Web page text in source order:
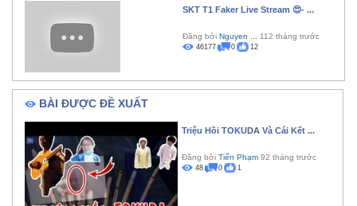
SKT T1 Faker Live Stream 😍- ...
Đăng bởi Nguyen ... 112 tháng trước
46177 0 12
BÀI ĐƯỢC ĐỀ XUẤT
Triệu Hồi TOKUDA Và Cái Kết ...
Đăng bởi Tiến Phạm 92 tháng trước
48 0 1